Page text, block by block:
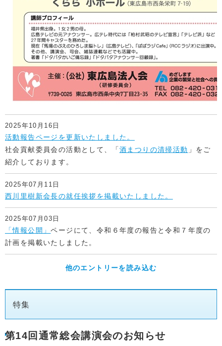
2025年10月16日
活動報告ページを更新いたしました。
社会貢献委員会の活動として、「酒まつりの清掃活動 」をご
紹介しております。
2025年07月11日
西川里樹新会長の就任挨拶を掲載いたしました。
2025年07月03日
「情報公開」ページにて、令和６年度の報告と令和７年度の
計画を掲載いたしました。
他のエントリーを読み込む
特集
第14回通常総会講演会のお知らせ